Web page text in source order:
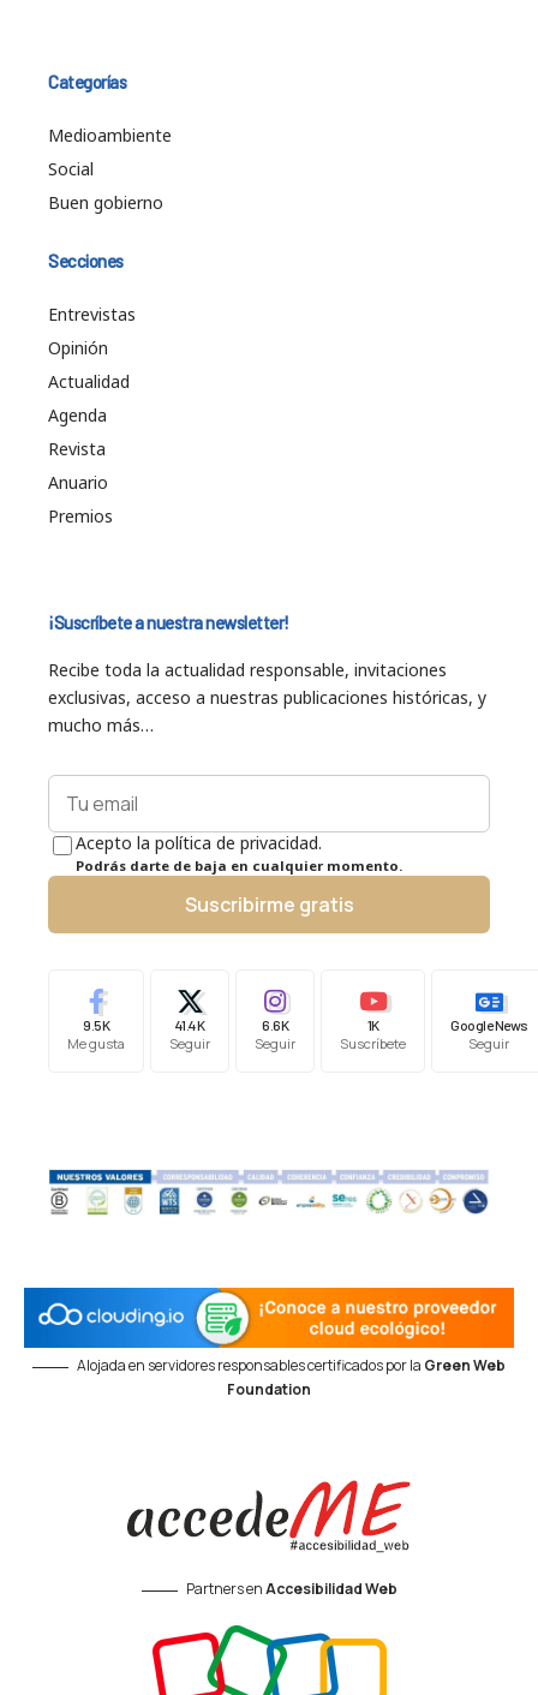
Categorías
Medioambiente
Social
Buen gobierno
Secciones
Entrevistas
Opinión
Actualidad
Agenda
Revista
Anuario
Premios
¡Suscríbete a nuestra newsletter!
Recibe toda la actualidad responsable, invitaciones
exclusivas, acceso a nuestras publicaciones históricas, y
mucho más…
Acepto la política de privacidad.
Podrás darte de baja en cualquier momento.
Suscribirme gratis
9.5K
Me gusta
41.4K
Seguir
6.6K
Seguir
1K
Suscríbete
Google News
Seguir
Alojada en servidores responsables certificados por la Green Web
Foundation
Partners enAccesibilidad Web